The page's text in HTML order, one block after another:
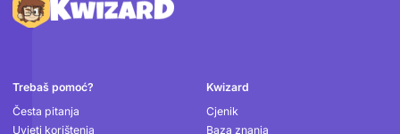
Podnožje
Trebaš pomoć?
Česta pitanja
Uvjeti korištenja
Kwizard
Cjenik
Baza znanja